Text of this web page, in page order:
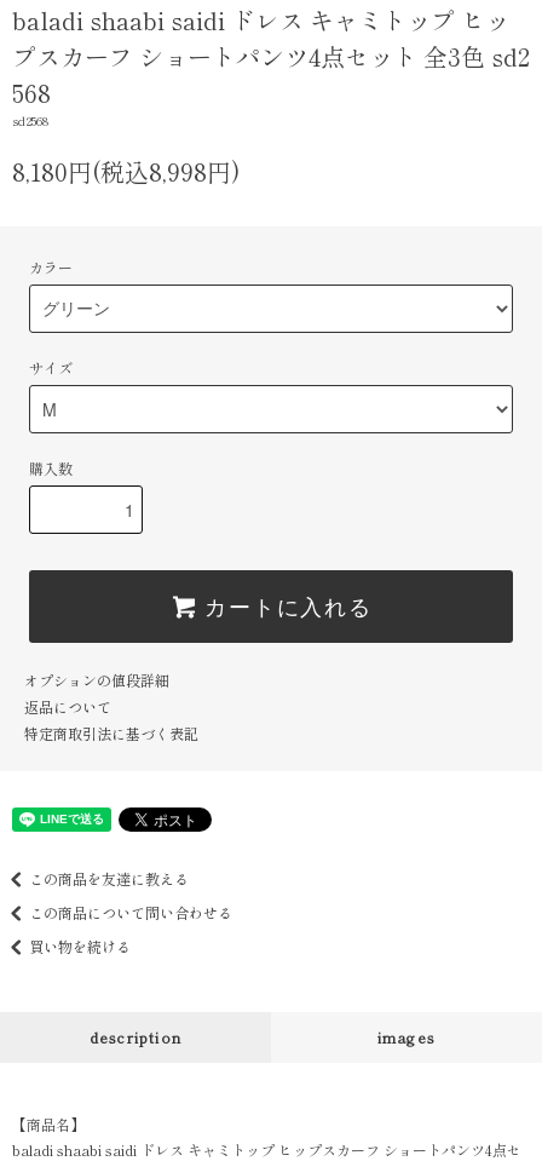
baladi shaabi saidi ドレス キャミトップ ヒッ
プスカーフ ショートパンツ4点セット 全3色 sd2
568
sd2568
8,180円(税込8,998円)
カラー
サイズ
購入数
カートに入れる
オプションの値段詳細
返品について
特定商取引法に基づく表記
この商品を友達に教える
この商品について問い合わせる
買い物を続ける
description images
【商品名】
baladi shaabi saidi ドレス キャミトップ ヒップスカーフ ショートパンツ4点セ